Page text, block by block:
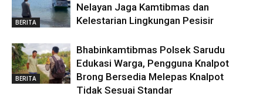
BERITA
Nelayan Jaga Kamtibmas dan
Kelestarian Lingkungan Pesisir
BERITA
Bhabinkamtibmas Polsek Sarudu
Edukasi Warga, Pengguna Knalpot
Brong Bersedia Melepas Knalpot
Tidak Sesuai Standar